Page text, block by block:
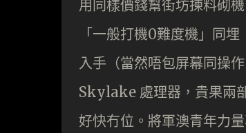
用同樣價錢幫街坊揀料砌
「一般打機0難度機」同
入手（當然唔包屏幕同操
Skylake 處理器，貴果兩
好快冇位。將軍澳青年力